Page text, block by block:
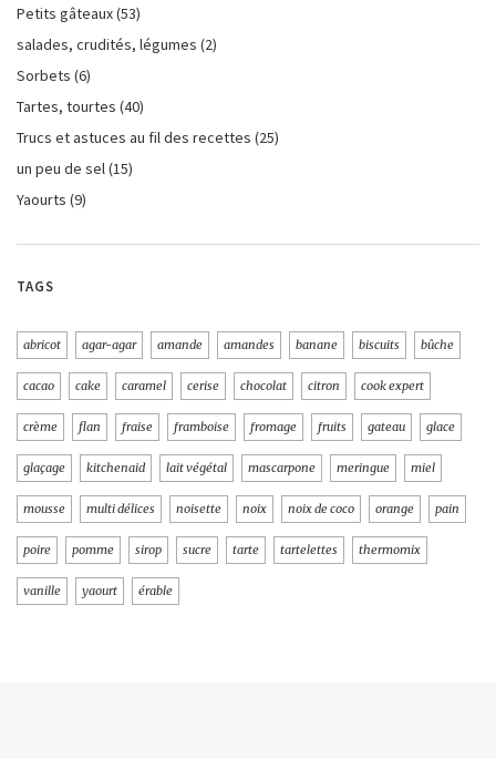
Petits gâteaux(53)
salades, crudités, légumes (2)
Sorbets (6)
Tartes, tourtes (40)
Trucs et astuces au fil des recettes (25)
un peu de sel(15)
Yaourts (9)
TAGS
abricot agar-agar amande amandes banane biscuits bûche
cacao cake caramel cerise chocolat citron cook expert
crème flan fraise framboise fromage fruits gateau glace
glaçage kitchenaid lait végétal mascarpone meringue miel
mousse multi délices noisette noix noix de coco orange pain
poire pomme sirop sucre tarte tartelettes thermomix
vanille yaourt érable